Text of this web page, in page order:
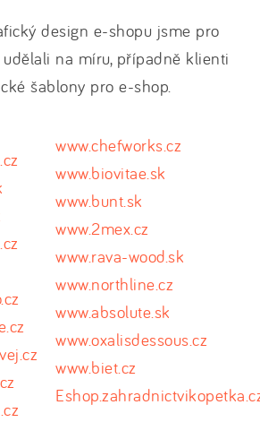
design e-shopu jsme pro
na míru, případně klienti
šablony pro e-shop.
www.chefworks.cz
www.biovitae.sk
www.bunt.sk
www.2mex.cz
www.rava-wood.sk
www.northline.cz
www.absolute.sk
www.oxalisdessous.cz
www.biet.cz